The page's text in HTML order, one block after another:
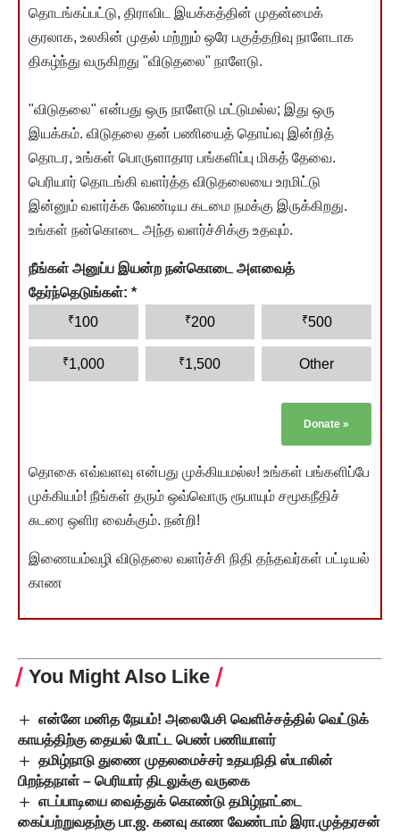
தொடங்கப்பட்டு, திராவிட இயக்கத்தின் முதன்மைக்
குரலாக, உலகின் முதல் மற்றும் ஒரே பகுத்தறிவு நாளேடாக
திகழ்ந்து வருகிறது "விடுதலை" நாளேடு.
"விடுதலை" என்பது ஒரு நாளேடு மட்டுமல்ல; இது ஒரு
இயக்கம். விடுதலை தன் பணியைத் தொய்வு இன்றித்
தொடர, உங்கள் பொருளாதார பங்களிப்பு மிகத் தேவை.
பெரியார் தொடங்கி வளர்த்த விடுதலையை உரமிட்டு
இன்னும் வளர்க்க வேண்டிய கடமை நமக்கு இருக்கிறது.
உங்கள் நன்கொடை அந்த வளர்ச்சிக்கு உதவும்.
நீங்கள் அனுப்ப இயன்ற நன்கொடை அளவைத்
தேர்ந்தெடுங்கள்: *
₹100 ₹200 ₹500
₹1,000 ₹1,500 Other
Donate »
தொகை எவ்வளவு என்பது முக்கியமல்ல! உங்கள் பங்களிப்பே
முக்கியம்! நீங்கள் தரும் ஒவ்வொரு ரூபாயும் சமூகநீதிச்
சுடரை ஒளிர வைக்கும். நன்றி!
இணையம்வழி விடுதலை வளர்ச்சி நிதி தந்தவர்கள் பட்டியல்
காண
You Might Also Like
என்னே மனித நேயம்! அலைபேசி வெளிச்சத்தில் வெட்டுக்
காயத்திற்கு தையல் போட்ட பெண் பணியாளர்
தமிழ்நாடு துணை முதலமைச்சர் உதயநிதி ஸ்டாலின்
பிறந்தநாள் – பெரியார் திடலுக்கு வருகை
எடப்பாடியை வைத்துக் கொண்டு தமிழ்நாட்டை
கைப்பற்றுவதற்கு பா.ஜ. கனவு காண வேண்டாம் இரா.முத்தரசன்